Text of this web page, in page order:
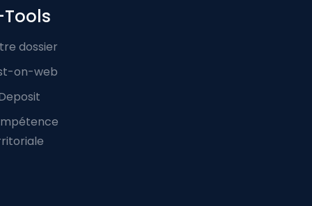
dossier
on-web